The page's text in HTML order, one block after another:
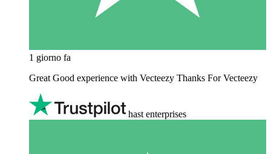
1 giorno fa
Great Good experience with Vecteezy Thanks For Vecteezy
hast enterprises